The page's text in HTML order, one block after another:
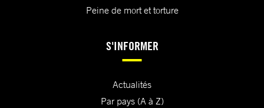
Peine de mort et torture
S'INFORMER
Actualités
Par pays (A à Z)